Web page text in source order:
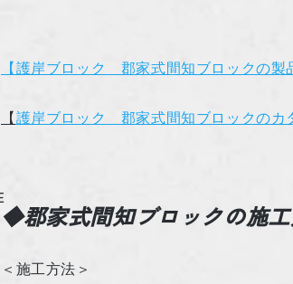
【護岸ブロック 郡家式間知ブロックの製
【 護岸ブロック 郡家式間知ブロックのカ
◆郡家式間知ブロックの施
＜施工方法＞